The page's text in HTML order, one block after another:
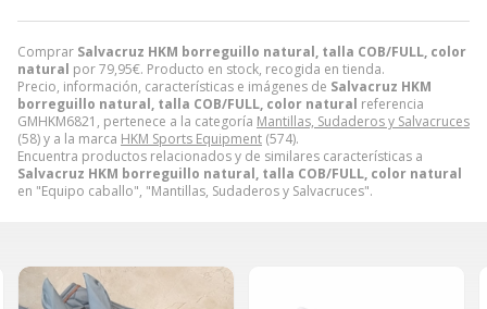
Comprar Salvacruz HKM borreguillo natural, talla COB/FULL, color
natural por79,95€. Producto en stock, recogida en tienda.
Precio, información, características e imágenes de Salvacruz HKM
borreguillo natural, talla COB/FULL, color natural referencia
GMHKM6821, pertenece a la categoría Mantillas, Sudaderos y Salvacruces
(58) y a la marca HKM Sports Equipment (574).
Encuentra productos relacionados y de similares características a
Salvacruz HKM borreguillo natural, talla COB/FULL, color natural
en "Equipo caballo", "Mantillas, Sudaderos y Salvacruces".